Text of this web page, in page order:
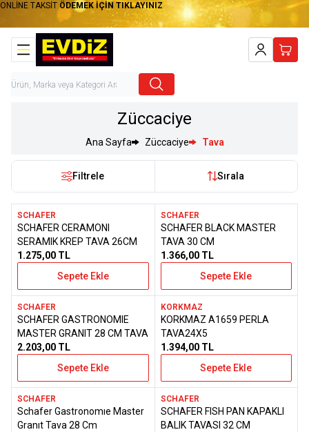
ONLİNE TAKSİT ÖDEMEK İÇİN TIKLAYINIZ
Hesabım
Züccaciye
Ana Sayfa Züccaciye Tava
Filtrele Sırala
Yeni
Favorilere Ekle
SCHAFER
SCHAFER CERAMONI
SERAMIK KREP TAVA 26CM
1.275,00 TL
Sepete Ekle
Favorilere Ekle
SCHAFER
SCHAFER BLACK MASTER
TAVA 30 CM
1.366,00TL
Sepete Ekle
Favorilere Ekle
SCHAFER
SCHAFER GASTRONOMIE
MASTER GRANIT 28 CM TAVA
2.203,00 TL
Sepete Ekle
Favorilere Ekle
KORKMAZ
KORKMAZ A1659 PERLA
TAVA24X5
1.394,00TL
Sepete Ekle
Favorilere Ekle
SCHAFER
Schafer Gastronomıe Master
Granıt Tava 28 Cm
Favorilere Ekle
SCHAFER
SCHAFER FISH PAN KAPAKLI
BALIK TAVASI 32 CM